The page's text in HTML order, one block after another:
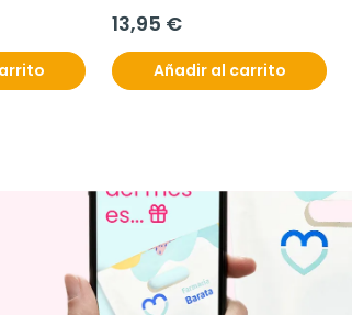
13,95 €
Añadir al carrito